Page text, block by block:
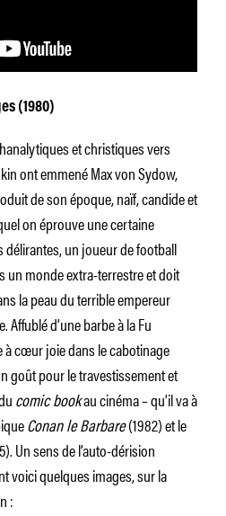
(1980)
et christiques vers
ont emmené Max von Sydow,
de son époque, naïf, candide et
on éprouve une certaine
délirantes, un joueur de football
un monde extra-terrestre et doit
la peau du terrible empereur
Affublé d’une barbe à la Fu
à cœur joie dans le cabotinage
goût pour le travestissement et
comic bookau cinéma – qu’il va à
Conan le Barbare(1982) et le
Un sens de l’auto-dérision
voici quelques images, sur la
: